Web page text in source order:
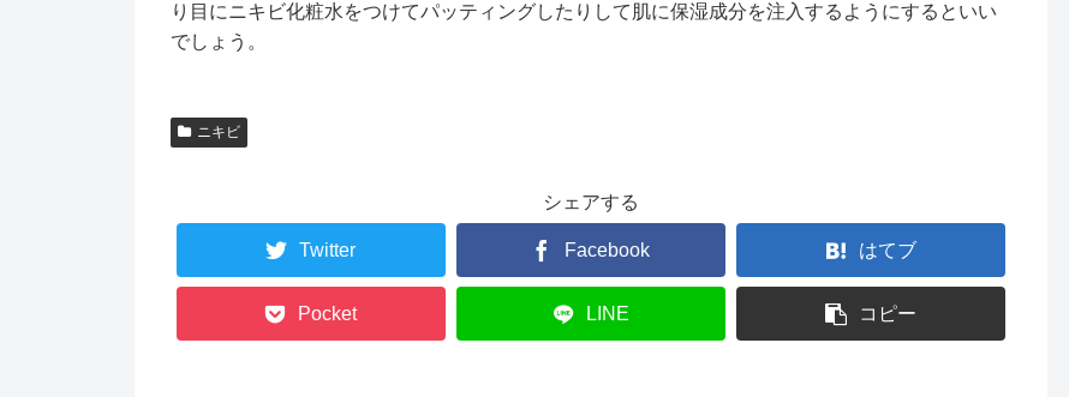
り目にニキビ化粧水をつけてパッティングしたりして肌に保湿成分を注入するようにするといい
でしょう。
ニキビ
シェアする
Twitter Facebook はてブ
Pocket LINE コピー